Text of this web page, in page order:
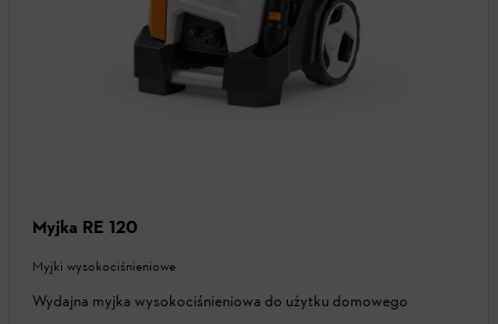
Myjka RE 120
Myjki wysokociśnieniowe
Wydajna myjka wysokociśnieniowa do użytku domowego